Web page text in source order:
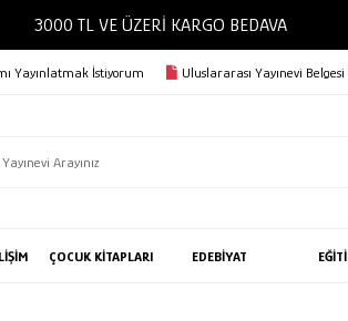
3000 TL VE ÜZERİ
Yayınlatmak İstiyorum Uluslararası Yayınevi
ÇOCUK KİTAPLARI EDEBİYAT